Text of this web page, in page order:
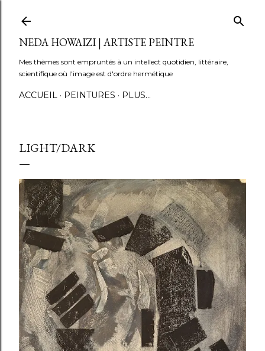
NEDA HOWAIZI | ARTISTE PEINTRE
Mes thèmes sont empruntés à un intellect quotidien, littéraire,
scientifique où l'image est d'ordre hermétique
ACCUEIL PEINTURES PLUS…
LIGHT/DARK